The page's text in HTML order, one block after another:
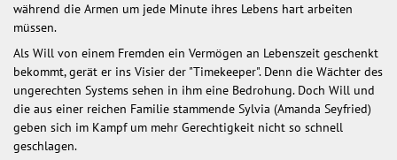
während die Armen um jede Minute ihres Lebens hart arbeiten
müssen.
Als Will von einem Fremden ein Vermögen an Lebenszeit geschenkt
bekommt, gerät er ins Visier der "Timekeeper". Denn die Wächter des
ungerechten Systems sehen in ihm eine Bedrohung. Doch Will und
die aus einer reichen Familie stammende Sylvia (Amanda Seyfried)
geben sich im Kampf um mehr Gerechtigkeit nicht so schnell
geschlagen.